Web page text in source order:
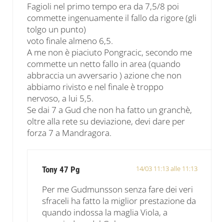
Fagioli nel primo tempo era da 7,5/8 poi
commette ingenuamente il fallo da rigore (gli
tolgo un punto)
voto finale almeno 6,5.
A me non è piaciuto Pongracic, secondo me
commette un netto fallo in area (quando
abbraccia un avversario ) azione che non
abbiamo rivisto e nel finale è troppo
nervoso, a lui 5,5.
Se dai 7 a Gud che non ha fatto un granchè,
oltre alla rete su deviazione, devi dare per
forza 7 a Mandragora.
Tony 47 Pg 14/03 11:13 alle 11:13
Per me Gudmunsson senza fare dei veri
sfraceli ha fatto la miglior prestazione da
quando indossa la maglia Viola, a